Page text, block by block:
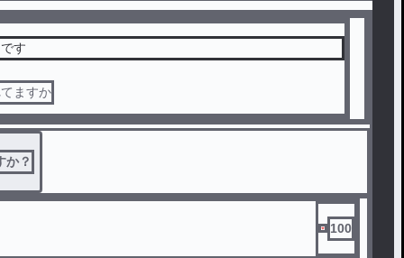
す
ますか
か？
100